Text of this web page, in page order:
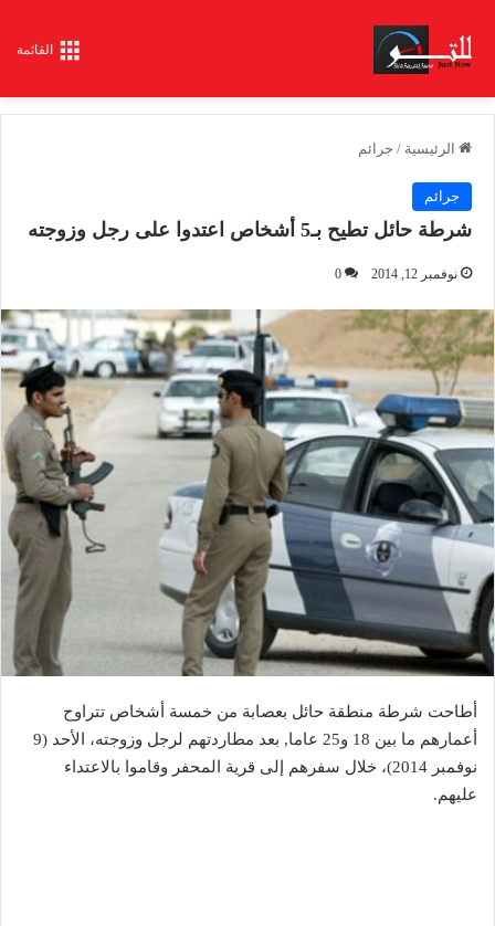
القائمة
الرئيسية / جرائم
جرائم
شرطة حائل تطيح بـ5 أشخاص اعتدوا على رجل وزوجته
نوفمبر 12, 2014 0
أطاحت شرطة منطقة حائل بعصابة من خمسة أشخاص تتراوح
أعمارهم ما بين 18 و25 عاما, بعد مطاردتهم لرجل وزوجته، الأحد (9
نوفمبر 2014)، خلال سفرهم إلى قرية المحفر وقاموا بالاعتداء
عليهم.